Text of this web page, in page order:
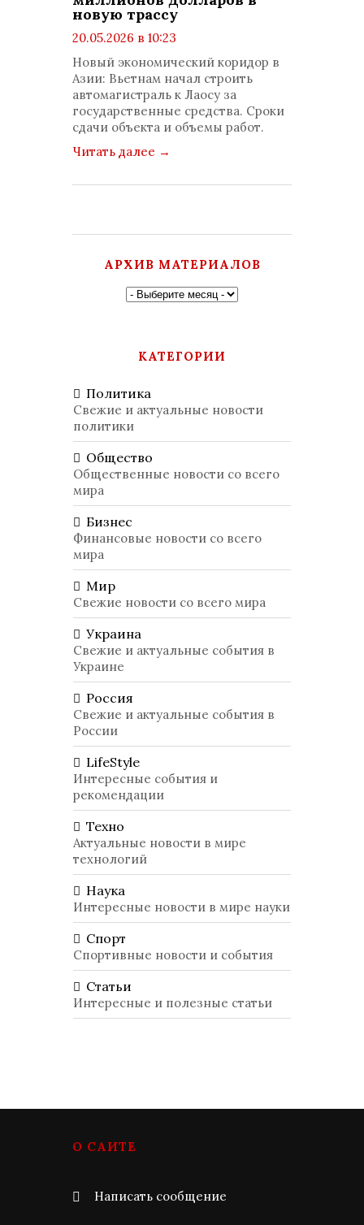
новую трассу
20.05.2026 в 10:23
просмотров: 578
комментариев: 0
Новый экономический коридор в
Азии: Вьетнам начал строить
автомагистраль к Лаосу за
государственные средства. Сроки
сдачи объекта и объемы работ.
Читать далее →
АРХИВ МАТЕРИАЛОВ
КАТЕГОРИИ
Политика
Свежие и актуальные новости
политики
Общество
Общественные новости со всего
мира
Бизнес
Финансовые новости со всего
мира
Мир
Свежие новости со всего мира
Украина
Свежие и актуальные события в
Украине
Россия
Свежие и актуальные события в
России
LifeStyle
Интересные события и
рекомендации
Техно
Актуальные новости в мире
технологий
Наука
Интересные новости в мире науки
Спорт
Спортивные новости и события
Статьи
Интересные и полезные статьи
О САЙТЕ
Написать сообщение